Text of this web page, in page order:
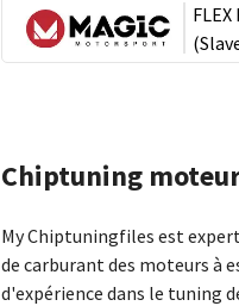
Chiptuning
My Chiptuningfiles est
de carburant des moteurs à
d'expérience dans le tuning